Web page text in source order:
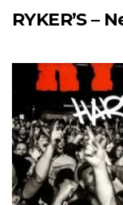
RYKER’S –